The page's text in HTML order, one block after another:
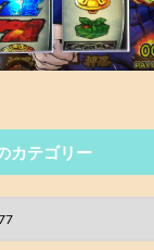
カテゴリー